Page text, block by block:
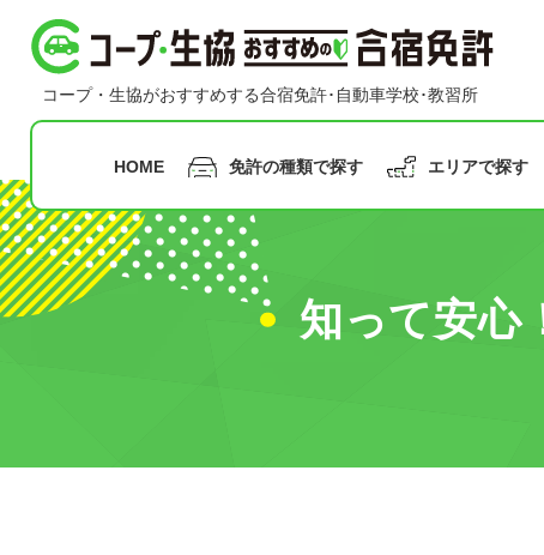
コープ・生協おすすめの合宿免許
コープ・生協がおすすめする合宿免許･自動車学校･教習所
HOME 免許の種類で探す エリアで探す
沖縄
知って安心